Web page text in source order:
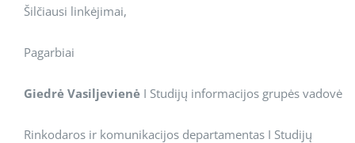
Šilčiausi linkėjimai,
Pagarbiai
Giedrė Vasiljevienė I Studijų informacijos grupės vadovė
Rinkodaros ir komunikacijos departamentas I Studijų